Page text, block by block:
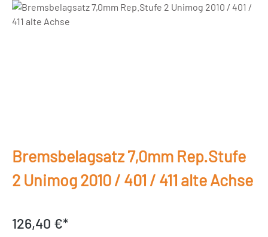
Bildergalerie überspringen
Bremsbelagsatz 7,0mm Rep.Stufe
2 Unimog 2010 / 401 / 411 alte Achse
126,40 €*